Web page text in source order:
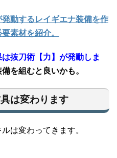
発動するレイギエナ装備を作
素材を紹介。
抜刀術【力】が発動しま
を組むと良いかも。
は変わります
は変わってきます。